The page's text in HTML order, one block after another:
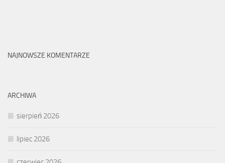
NAJNOWSZE KOMENTARZE
ARCHIWA
sierpień 2026
lipiec 2026